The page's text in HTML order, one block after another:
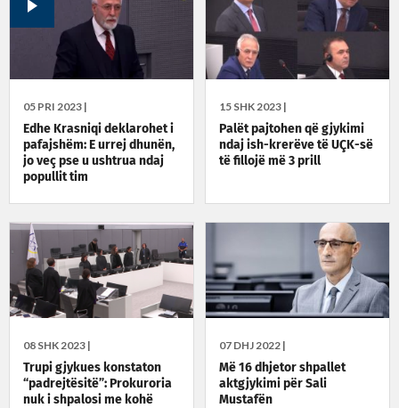
05 PRI 2023 |
Edhe Krasniqi deklarohet i
pafajshëm: E urrej dhunën,
jo veç pse u ushtrua ndaj
popullit tim
15 SHK 2023 |
Palët pajtohen që gjykimi
ndaj ish-krerëve të UÇK-së
të fillojë më 3 prill
08 SHK 2023 |
Trupi gjykues konstaton
“padrejtësitë”: Prokuroria
nuk i shpalosi me kohë
07 DHJ 2022 |
Më 16 dhjetor shpallet
aktgjykimi për Sali
Mustafën